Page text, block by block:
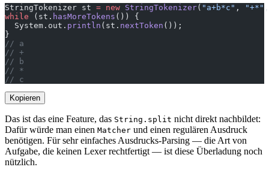
StringTokenizer st = new StringTokenizer( "a+b*c" , "+*"
while (st. hasMoreTokens ()) {
  System.out.
println (st. nextToken ());
}
// a
// +
// b
// *
// c
Kopieren
Das ist das eine Feature, das String.split nicht direkt nachbildet:
Dafür würde man einen Matcher und einen regulären Ausdruck
benötigen. Für sehr einfaches Ausdrucks-Parsing — die Art von
Aufgabe, die keinen Lexer rechtfertigt — ist diese Überladung noch
nützlich.